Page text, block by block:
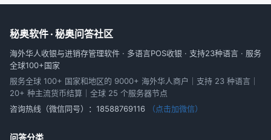
秘奥软件 · 秘奥问答社区
海外华人收银与进销存管理软件 · 多语言POS收银 · 支持23种语言 · 服务
全球100+国家
服务全球 100+ 国家和地区的 9000+ 海外华人商户｜支持 23 种语言｜
20+ 种主流货币结算｜全球 25 个服务器节点
咨询热线（微信同号）： 18588769116 （点击加微信）
问答分类